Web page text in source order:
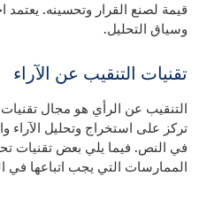
قيمة لصنع القرار وتحسينه. يعتمد
وسياق التحليل.
تقنيات التنقيب عن الآراء
التنقيب عن الرأي هو مجال تقنيات
تركز على استخراج وتحليل الآراء
في النص. فيما يلي بعض تقنيات
الممارسات التي يجب اتباعها في